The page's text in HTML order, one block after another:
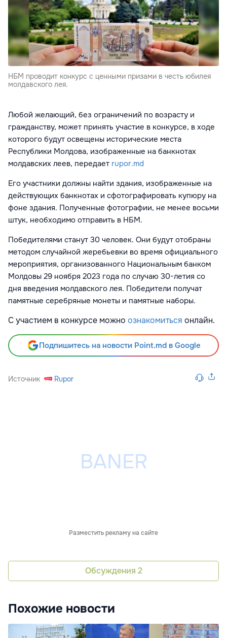
НБМ проводит конкурс с ценными призами в честь юбилея
молдавского лея.
Любой желающий, без ограничений по возрасту и
гражданству, может принять участие в конкурсе, в ходе
которого будут освещены исторические места
Республики Молдова, изображенные на банкнотах
молдавских леев, передает rupor.md
Его участники должны найти здания, изображенные на
действующих банкнотах и сфотографировать купюру на
фоне здания. Полученные фотографии, не менее восьми
штук, необходимо отправить в НБМ.
Победителями станут 30 человек. Они будут отобраны
методом случайной жеребьевки во время официального
мероприятия, организованного Национальным банком
Молдовы 29 ноября 2023 года по случаю 30-летия со
дня введения молдавского лея. Победители получат
памятные серебряные монеты и памятные наборы.
С участием в конкурсе можно ознакомиться онлайн.
Подпишитесь на новости Point.md в Google
Источник Rupor
Разместить рекламу на сайте
Обсуждения 2
Похожие новости